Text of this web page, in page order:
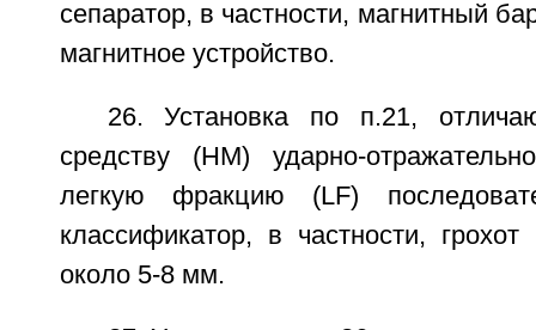
сепаратор, в частности, магнитный
магнитное устройство.
26. Установка по п.21,
средству (НМ) ударно-
легкую фракцию (LF)
классификатор, в частности,
около 5-8 мм.